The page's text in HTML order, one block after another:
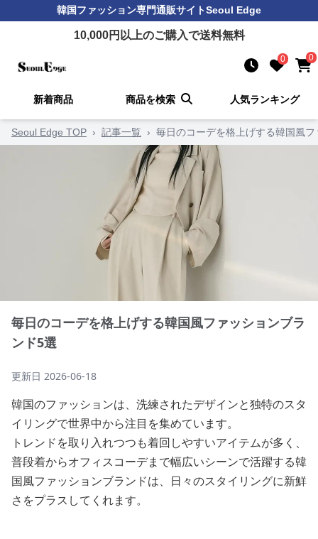
韓国ファッション専門通販サイトSeoul Edge
10,000円以上のご購入で送料無料
0 0
新着商品 商品を検索 人気ランキング
Seoul Edge TOP › 記事一覧 › 毎日のコーデを格上げする韓国風
毎日のコーデを格上げする韓国風ファッションブラ
ンド5選
更新日 2026-06-18
韓国のファッションは、洗練されたデザインと独特のスタ
イリングで世界中から注目を集めています。
トレンドを取り入れつつも着回しやすいアイテムが多く、
普段着からオフィスコーデまで幅広いシーンで活躍する韓
国風ファッションブランドは、日々のスタイリングに新鮮
さをプラスしてくれます。